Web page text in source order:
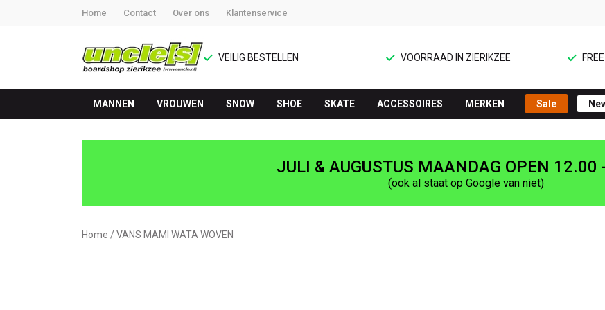
Home Contact Over ons Klantenservice
VEILIG BESTELLEN VOORRAAD IN ZIERIKZEE
MANNEN VROUWEN SNOW SHOE SKATE ACCESSOIRES MERKEN Sale
MAMI
WOVEN
JULI & AUGUSTUS MAANDAG OPEN 12.00
(ook al staat op Google van niet)
Home VANS MAMI WATA WOVEN